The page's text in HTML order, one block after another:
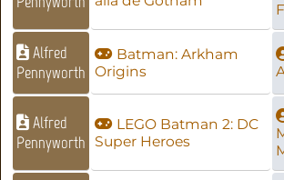
Alfred
Pennyworth
Batman: Arkham
Origins
Alfred
Pennyworth
LEGO Batman 2: DC
Super Heroes